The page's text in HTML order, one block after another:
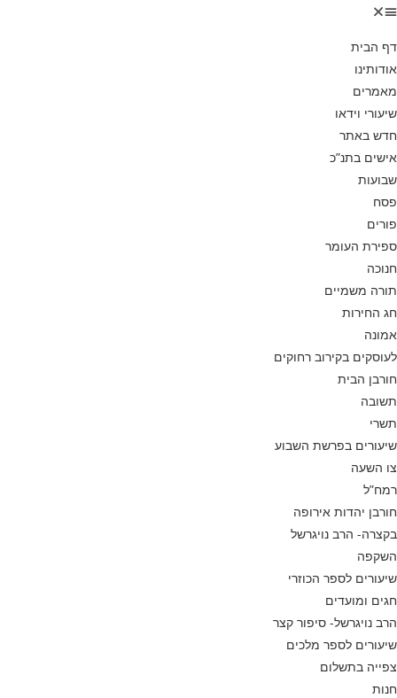
דף הבית
אודותינו
מאמרים
שיעורי וידאו
חדש באתר
אישים בתנ”כ
שבועות
פסח
פורים
ספירת העומר
חנוכה
תורה משמיים
חג החירות
אמונה
לעוסקים בקירוב רחוקים
חורבן הבית
תשובה
תשרי
שיעורים בפרשת השבוע
צו השעה
רמח”ל
חורבן יהדות אירופה
בקצרה- הרב נויגרשל
השקפה
שיעורים לספר הכוזרי
חגים ומועדים
הרב נויגרשל- סיפור קצר
שיעורים לספר מלכים
צפייה בתשלום
חנות